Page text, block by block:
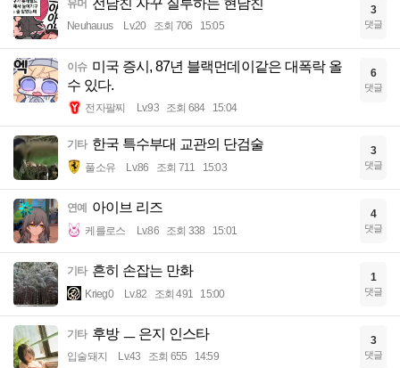
유머
Neuhauus Lv.20 조회 706 15:05
3
댓글
이슈 미국 증시, 87년 블랙먼데이같은 대폭락 올
수 있다.
전자팔찌 Lv.93 조회 684 15:04
6
댓글
기타 한국 특수부대 교관의 단검술
풀소유 Lv.86 조회 711 15:03
3
댓글
연예 아이브 리즈
케를로스 Lv.86 조회 338 15:01
4
댓글
기타 흔히 손잡는 만화
Krieg0 Lv.82 조회 491 15:00
1
댓글
기타 후방 ㅡ 은지 인스타
입술돼지 Lv.43 조회 655 14:59
3
댓글